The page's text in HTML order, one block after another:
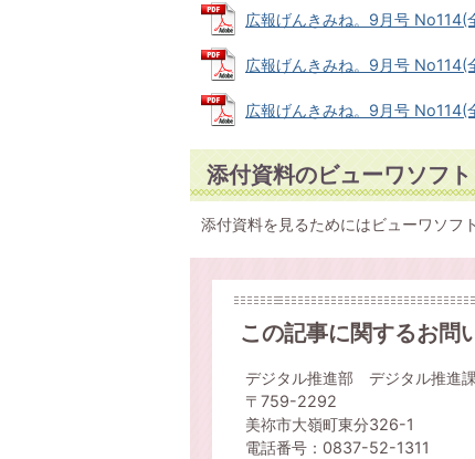
広報げんきみね。9月号
広報げんきみね。9月号
広報げんきみね。9月号
添付資料のビューワソフト
添付資料を見るためにはビューワソフ
この記事に関するお問
デジタル推進部 デジタル推進課
〒759-2292
美祢市大嶺町東分326-1
電話番号：0837-52-1311